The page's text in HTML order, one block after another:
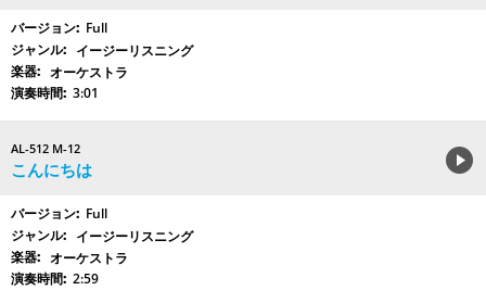
Full
イージーリスニング
オーケストラ
3:01
AL-512 M-12
こんにちは
Full
イージーリスニング
オーケストラ
2:59